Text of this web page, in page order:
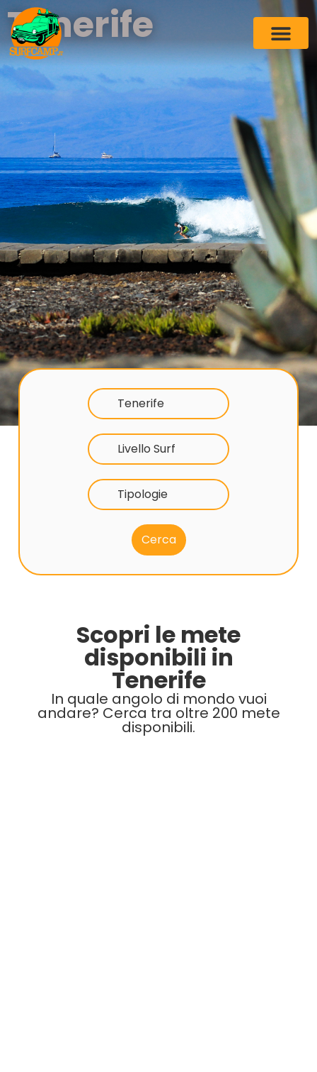
Tenerife
Tenerife
Livello Surf
Tipologie
Scopri le mete
disponibili in
Tenerife
In quale angolo di mondo vuoi
andare? Cerca tra oltre 200 mete
disponibili.